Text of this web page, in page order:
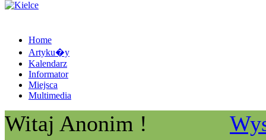
Home
Artyku�y
Kalendarz
Informator
Miejsca
Multimedia
Witaj Anonim !